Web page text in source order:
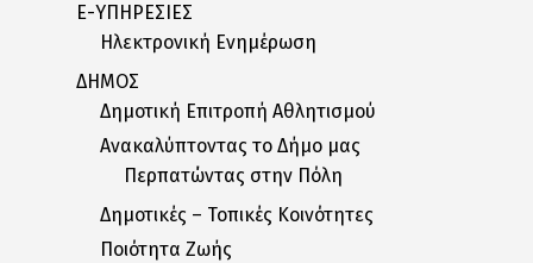
E-ΥΠΗΡΕΣΙΕΣ
Ηλεκτρονική Ενημέρωση
ΔΗΜΟΣ
Δημοτική Επιτροπή Αθλητισμού
Ανακαλύπτοντας το Δήμο μας
Περπατώντας στην Πόλη
Δημοτικές – Τοπικές Κοινότητες
Ποιότητα Ζωής